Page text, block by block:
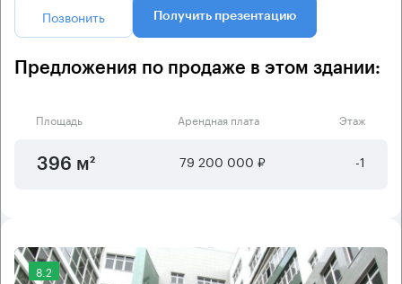
Позвонить Получить презентацию
Предложения по продаже в этом здании:
Площадь Арендная плата Этаж
396 м² 79 200 000 ₽ -1
8.2